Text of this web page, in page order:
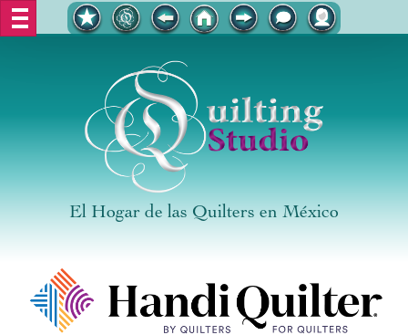
El Hogar de las Quilters en México